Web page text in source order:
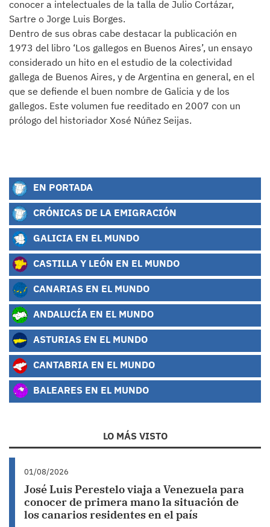
conocer a intelectuales de la talla de Julio Cortázar,
Sartre o Jorge Luis Borges.
Dentro de sus obras cabe destacar la publicación en
1973 del libro ‘Los gallegos en Buenos Aires’, un ensayo
considerado un hito en el estudio de la colectividad
gallega de Buenos Aires, y de Argentina en general, en el
que se defiende el buen nombre de Galicia y de los
gallegos. Este volumen fue reeditado en 2007 con un
prólogo del historiador Xosé Núñez Seijas.
EN PORTADA
CRÓNICAS DE LA EMIGRACIÓN
GALICIA EN EL MUNDO
CASTILLA Y LEÓN EN EL MUNDO
CANARIAS EN EL MUNDO
ANDALUCÍA EN EL MUNDO
ASTURIAS EN EL MUNDO
CANTABRIA EN EL MUNDO
BALEARES EN EL MUNDO
LO MÁS VISTO
01/08/2026
José Luis Perestelo viaja a Venezuela para
conocer de primera mano la situación de
los canarios residentes en el país